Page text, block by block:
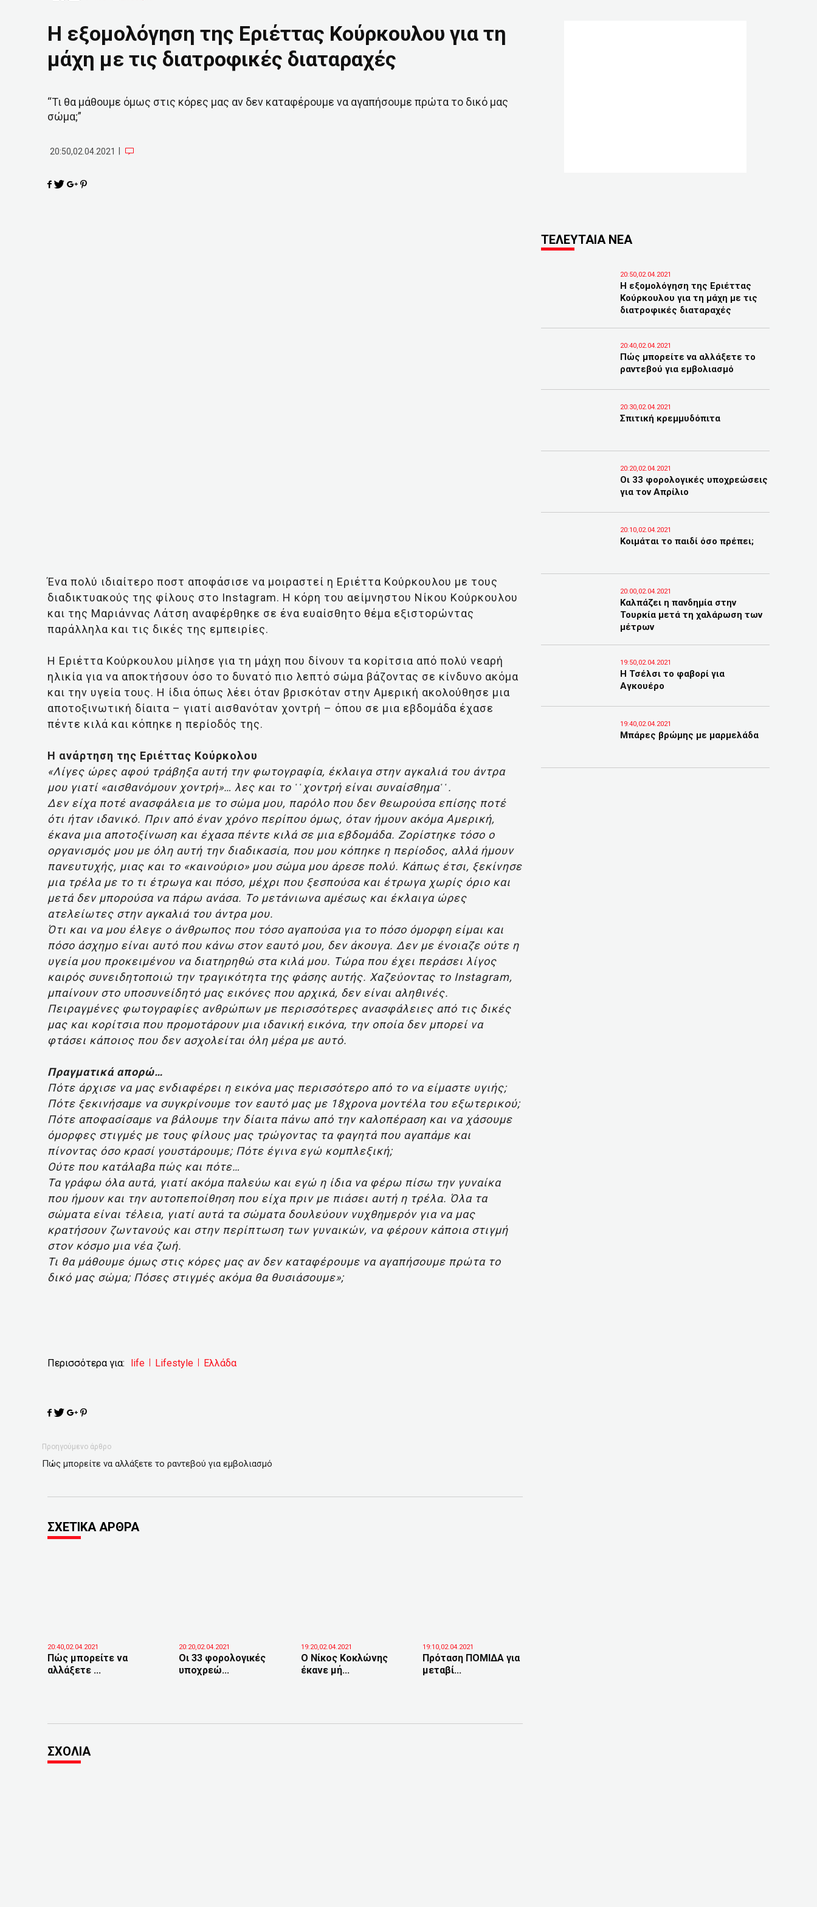
Η εξομολόγηση της Εριέττας Κούρκουλου για τη
μάχη με τις διατροφικές διαταραχές
“Τι θα μάθουμε όμως στις κόρες μας αν δεν καταφέρουμε να αγαπήσουμε πρώτα το δικό μας
σώμα;”
20:50,02.04.2021
Ένα πολύ ιδιαίτερο ποστ αποφάσισε να μοιραστεί η Εριέττα Κούρκουλου με τους
διαδικτυακούς της φίλους στο Instagram. Η κόρη του αείμνηστου Νίκου Κούρκουλου
και της Μαριάννας Λάτση αναφέρθηκε σε ένα ευαίσθητο θέμα εξιστορώντας
παράλληλα και τις δικές της εμπειρίες.
Η Εριέττα Κούρκουλου μίλησε για τη μάχη που δίνουν τα κορίτσια από πολύ νεαρή
ηλικία για να αποκτήσουν όσο το δυνατό πιο λεπτό σώμα βάζοντας σε κίνδυνο ακόμα
και την υγεία τους. Η ίδια όπως λέει όταν βρισκόταν στην Αμερική ακολούθησε μια
αποτοξινωτική δίαιτα – γιατί αισθανόταν χοντρή – όπου σε μια εβδομάδα έχασε
πέντε κιλά και κόπηκε η περίοδός της.
Η ανάρτηση της Εριέττας Κούρκολου
«Λίγες ώρες αφού τράβηξα αυτή την φωτογραφία, έκλαιγα στην αγκαλιά του άντρα
μου γιατί «αισθανόμουν χοντρή»… λες και το ῾῾χοντρή είναι συναίσθημα῾῾.
Δεν είχα ποτέ ανασφάλεια με το σώμα μου, παρόλο που δεν θεωρούσα επίσης ποτέ
ότι ήταν ιδανικό. Πριν από έναν χρόνο περίπου όμως, όταν ήμουν ακόμα Αμερική,
έκανα μια αποτοξίνωση και έχασα πέντε κιλά σε μια εβδομάδα. Ζορίστηκε τόσο ο
οργανισμός μου με όλη αυτή την διαδικασία, που μου κόπηκε η περίοδος, αλλά ήμουν
πανευτυχής, μιας και το «καινούριο» μου σώμα μου άρεσε πολύ. Κάπως έτσι, ξεκίνησε
μια τρέλα με το τι έτρωγα και πόσο, μέχρι που ξεσπούσα και έτρωγα χωρίς όριο και
μετά δεν μπορούσα να πάρω ανάσα. Το μετάνιωνα αμέσως και έκλαιγα ώρες
ατελείωτες στην αγκαλιά του άντρα μου.
Ότι και να μου έλεγε ο άνθρωπος που τόσο αγαπούσα για το πόσο όμορφη είμαι και
πόσο άσχημο είναι αυτό που κάνω στον εαυτό μου, δεν άκουγα. Δεν με ένοιαζε ούτε η
υγεία μου προκειμένου να διατηρηθώ στα κιλά μου. Τώρα που έχει περάσει λίγος
καιρός συνειδητοποιώ την τραγικότητα της φάσης αυτής. Χαζεύοντας το Instagram,
μπαίνουν στο υποσυνείδητό μας εικόνες που αρχικά, δεν είναι αληθινές.
Πειραγμένες φωτογραφίες ανθρώπων με περισσότερες ανασφάλειες από τις δικές
μας και κορίτσια που προμοτάρουν μια ιδανική εικόνα, την οποία δεν μπορεί να
φτάσει κάποιος που δεν ασχολείται όλη μέρα με αυτό.
Πραγματικά απορώ…
Πότε άρχισε να μας ενδιαφέρει η εικόνα μας περισσότερο από το να είμαστε υγιής;
Πότε ξεκινήσαμε να συγκρίνουμε τον εαυτό μας με 18χρονα μοντέλα του εξωτερικού;
Πότε αποφασίσαμε να βάλουμε την δίαιτα πάνω από την καλοπέραση και να χάσουμε
όμορφες στιγμές με τους φίλους μας τρώγοντας τα φαγητά που αγαπάμε και
πίνοντας όσο κρασί γουστάρουμε; Πότε έγινα εγώ κομπλεξική;
Ούτε που κατάλαβα πώς και πότε…
Τα γράφω όλα αυτά, γιατί ακόμα παλεύω και εγώ η ίδια να φέρω πίσω την γυναίκα
που ήμουν και την αυτοπεποίθηση που είχα πριν με πιάσει αυτή η τρέλα. Όλα τα
σώματα είναι τέλεια, γιατί αυτά τα σώματα δουλεύουν νυχθημερόν για να μας
κρατήσουν ζωντανούς και στην περίπτωση των γυναικών, να φέρουν κάποια στιγμή
στον κόσμο μια νέα ζωή.
Τι θα μάθουμε όμως στις κόρες μας αν δεν καταφέρουμε να αγαπήσουμε πρώτα το
δικό μας σώμα; Πόσες στιγμές ακόμα θα θυσιάσουμε»;
Περισσότερα για: life Lifestyle Ελλάδα
Προηγούμενο άρθρο
Πώς μπορείτε να αλλάξετε το ραντεβού για εμβολιασμό
ΣΧΕΤΙΚΑ ΑΡΘΡΑ
20:40,02.04.2021
Πώς μπορείτε να
αλλάξετε ...
20:20,02.04.2021
Οι 33 φορολογικές
υποχρεώ...
19:20,02.04.2021
O Νίκος Κοκλώνης
έκανε μή...
19:10,02.04.2021
Πρόταση ΠΟΜΙΔΑ για
μεταβί...
ΣΧΟΛΙΑ
ΤΕΛΕΥΤΑΙΑ ΝΕΑ
20:50,02.04.2021
Η εξομολόγηση της Εριέττας
Κούρκουλου για τη μάχη με τις
διατροφικές διαταραχές
20:40,02.04.2021
Πώς μπορείτε να αλλάξετε το
ραντεβού για εμβολιασμό
20:30,02.04.2021
Σπιτική κρεμμυδόπιτα
20:20,02.04.2021
Οι 33 φορολογικές υποχρεώσεις
για τον Απρίλιο
20:10,02.04.2021
Κοιμάται το παιδί όσο πρέπει;
20:00,02.04.2021
Καλπάζει η πανδημία στην
Τουρκία μετά τη χαλάρωση των
μέτρων
19:50,02.04.2021
Η Τσέλσι το φαβορί για
Αγκουέρο
19:40,02.04.2021
Μπάρες βρώμης με μαρμελάδα